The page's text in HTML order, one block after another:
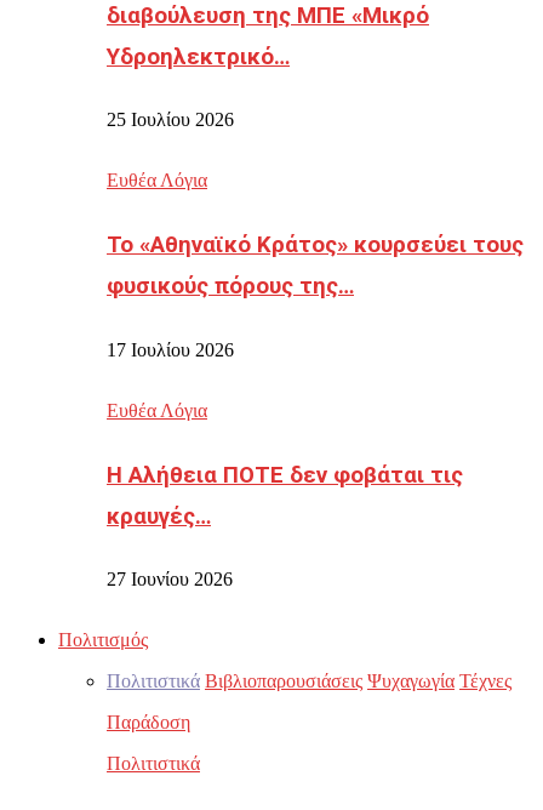
διαβούλευση της ΜΠΕ «Μικρό
Υδροηλεκτρικό…
25 Ιουλίου 2026
Ευθέα Λόγια
Το «Αθηναϊκό Κράτος» κουρσεύει τους
φυσικούς πόρους της…
17 Ιουλίου 2026
Ευθέα Λόγια
Η Αλήθεια ΠΟΤΕ δεν φοβάται τις
κραυγές…
27 Ιουνίου 2026
Πολιτισμός
Πολιτιστικά Βιβλιοπαρουσιάσεις Ψυχαγωγία Τέχνες
Παράδοση
Πολιτιστικά